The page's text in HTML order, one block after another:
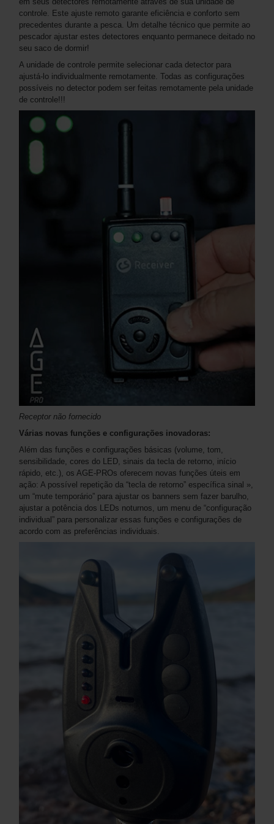
controle. Este ajuste remoto garante eficiência e conforto sem
precedentes durante a pesca. Um detalhe técnico que permite ao
pescador ajustar estes detectores enquanto permanece deitado no
seu saco de dormir!
A unidade de controle permite selecionar cada detector para
ajustá-lo individualmente remotamente. Todas as configurações
possíveis no detector podem ser feitas remotamente pela unidade
de controle!!!
Receptor não fornecido
Várias novas funções e configurações inovadoras:
Além das funções e configurações básicas (volume, tom,
sensibilidade, cores do LED, sinais da tecla de retorno, início
rápido, etc.), os AGE-PROs oferecem novas funções úteis em
ação: A possível repetição da “tecla de retorno” específica sinal »,
um “mute temporário” para ajustar os banners sem fazer barulho,
ajustar a potência dos LEDs noturnos, um menu de “configuração
individual” para personalizar essas funções e configurações de
acordo com as preferências individuais.